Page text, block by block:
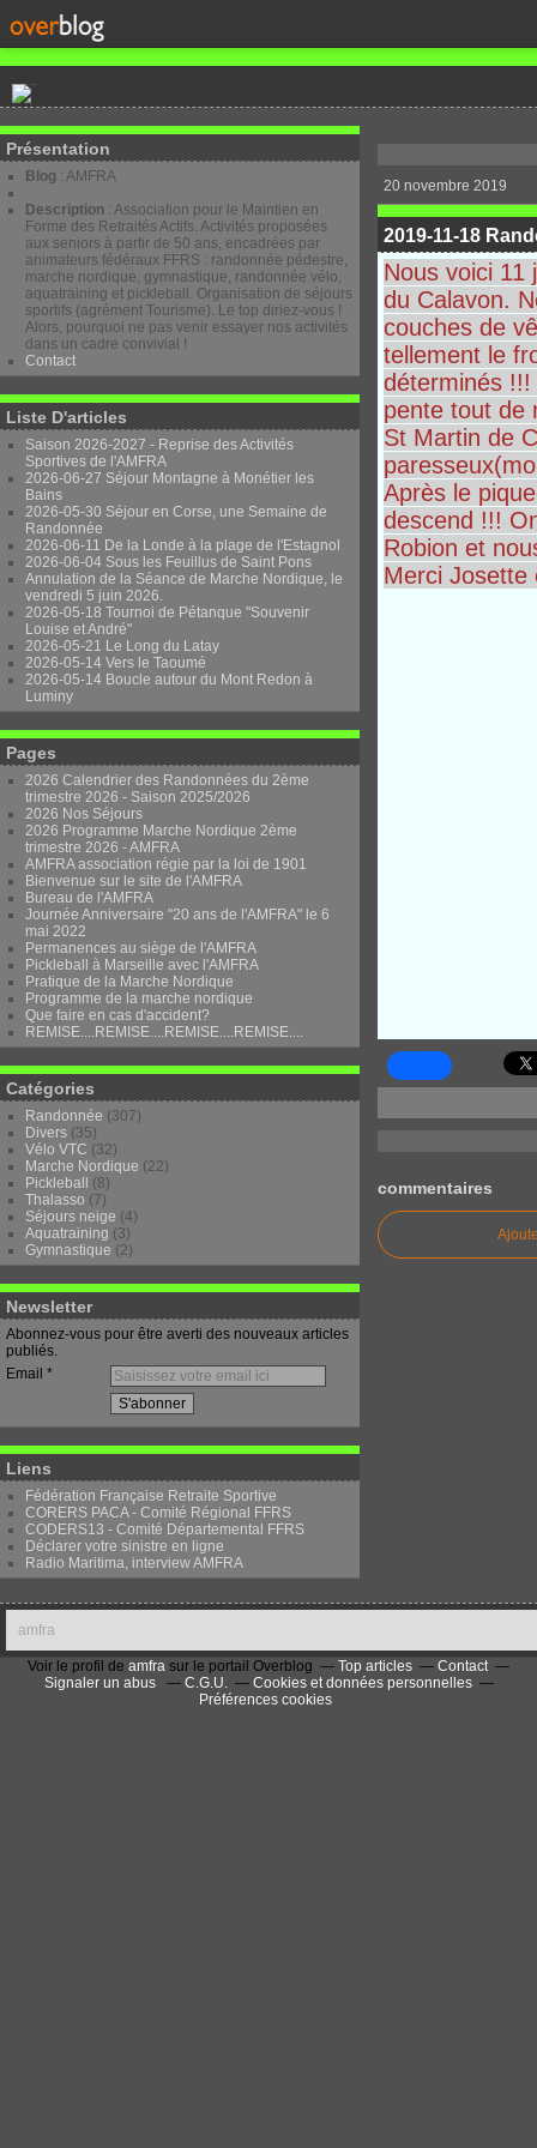
Présentation
Blog : AMFRA
Description : Association pour le Maintien en
Forme des Retraités Actifs. Activités proposées
aux seniors à partir de 50 ans, encadrées par
animateurs fédéraux FFRS : randonnée pédestre,
marche nordique, gymnastique, randonnée vélo,
aquatraining et pickleball. Organisation de séjours
sportifs (agrément Tourisme). Le top diriez-vous !
Alors, pourquoi ne pas venir essayer nos activités
dans un cadre convivial !
Contact
Liste D'articles
Saison 2026-2027 - Reprise des Activités
Sportives de l'AMFRA
2026-06-27 Séjour Montagne à Monétier les
Bains
2026-05-30 Séjour en Corse, une Semaine de
Randonnée
2026-06-11 De la Londe à la plage de l'Estagnol
2026-06-04 Sous les Feuillus de Saint Pons
Annulation de la Séance de Marche Nordique, le
vendredi 5 juin 2026.
2026-05-18 Tournoi de Pétanque "Souvenir
Louise et André"
2026-05-21 Le Long du Latay
2026-05-14 Vers le Taoumé
2026-05-14 Boucle autour du Mont Redon à
Luminy
Pages
2026 Calendrier des Randonnées du 2ème
trimestre 2026 - Saison 2025/2026
2026 Nos Séjours
2026 Programme Marche Nordique 2ème
trimestre 2026 - AMFRA
AMFRA association régie par la loi de 1901
Bienvenue sur le site de l'AMFRA
Bureau de l'AMFRA
Journée Anniversaire "20 ans de l'AMFRA" le 6
mai 2022
Permanences au siège de l'AMFRA
Pickleball à Marseille avec l'AMFRA
Pratique de la Marche Nordique
Programme de la marche nordique
Que faire en cas d'accident?
REMISE....REMISE....REMISE....REMISE....
Catégories
Randonnée (307)
Divers (35)
Vélo VTC (32)
Marche Nordique (22)
Pickleball
(8)
Thalasso (7)
Séjours neige (4)
Aquatraining (3)
Gymnastique (2)
Newsletter
Abonnez-vous pour être averti des nouveaux articles
publiés.
Email
Liens
Fédération Française Retraite Sportive
CORERS PACA - Comité Régional FFRS
CODERS13 - Comité Départemental FFRS
Déclarer votre sinistre en ligne
Radio Maritima, interview AMFRA
20 novembre 2019
2019-11-18
Nous voici 11
du Calavon.
couches de
tellement le
déterminés
pente tout de
St Martin de
Après le
descend !!!
Robion et
Merci Josette
commentaires
amfra
Voir le profil de amfra sur le portail Overblog Top articles
Contact
Signaler un abus
C.G.U.
Cookies et données personnelles
Préférences cookies